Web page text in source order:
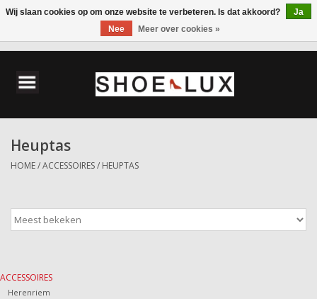
Herenschoenen
Wandelschoenen
Heuptas
HOME/ACCESSOIRES/ HEUPTAS
ACCESSOIRES
Herenriem
Wij slaan cookies op om onze website te verbeteren. Is dat akkoord?
Ja
Nee
Meer over cookies »